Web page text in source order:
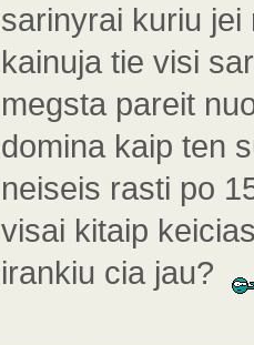
sarinyrai kuriu
kainuja tie visi
megsta pareit
domina kaip ten
neiseis rasti po
visai kitaip
irankiu cia jau?